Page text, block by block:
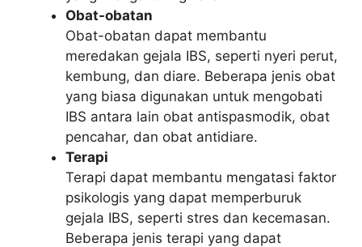
Obat-obatan
Obat-obatan dapat membantu
meredakan gejala IBS, seperti nyeri perut,
kembung, dan diare. Beberapa jenis obat
yang biasa digunakan untuk mengobati
IBS antara lain obat antispasmodik, obat
pencahar, dan obat antidiare.
Terapi
Terapi dapat membantu mengatasi faktor
psikologis yang dapat memperburuk
gejala IBS, seperti stres dan kecemasan.
Beberapa jenis terapi yang dapat